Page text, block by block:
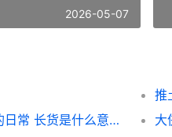
2026-05-07
推
CJ薅货记：大长腿和猴儿的日常 长货是什么意思啊